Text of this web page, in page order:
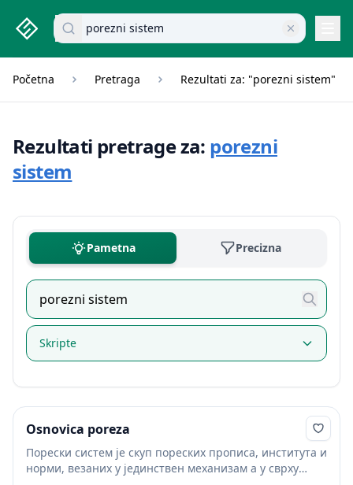
studenti.rs home page
Pretraži dokumente
Početna Pretraga Rezultati za: "porezni sistem"
Rezultati pretrage za: porezni
sistem
Pametna Precizna
Skripte
Osnovica poreza
Порески систем је скуп пореских прописа, института и
норми, везаних у јединствен механизам а у сврху